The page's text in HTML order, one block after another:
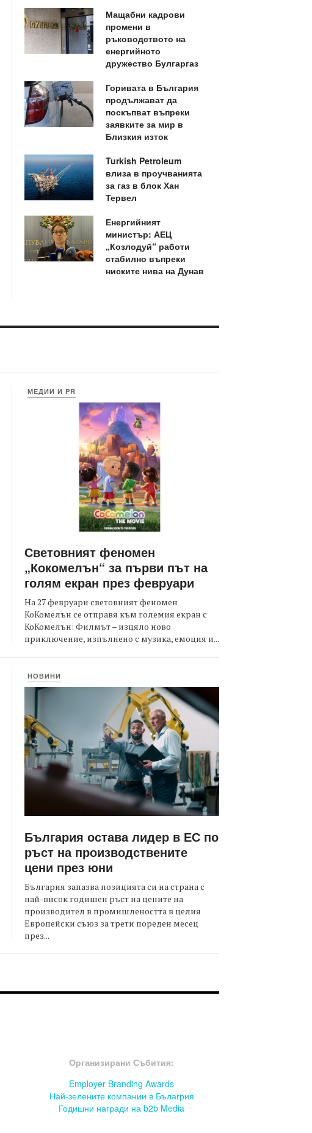
Мащабни кадрови
промени в
ръководството на
енергийното
дружество Булгаргаз
Горивата в България
продължават да
поскъпват въпреки
заявките за мир в
Близкия изток
Turkish Petroleum
влиза в проучванията
за газ в блок Хан
Тервел
Енергийният
министър: АЕЦ
„Козлодуй“ работи
стабилно въпреки
ниските нива на Дунав
МЕДИИ И PR
Световният феномен
„Кокомелън“ за първи път на
голям екран през февруари
На 27 февруари световният феномен
КоКомелън се отправя към големия екран с
КоКомелън: Филмът – изцяло ново
приключение, изпълнено с музика, емоция и...
НОВИНИ
България остава лидер в ЕС по
ръст на производствените
цени през юни
България запазва позицията си на страна с
най-висок годишен ръст на цените на
производител в промишлеността в целия
Европейски съюз за трети пореден месец
през...
Организирани Събития:
Employer Branding Awards
Най-зелените компании в Бълагрия
Годишни награди на b2b Media